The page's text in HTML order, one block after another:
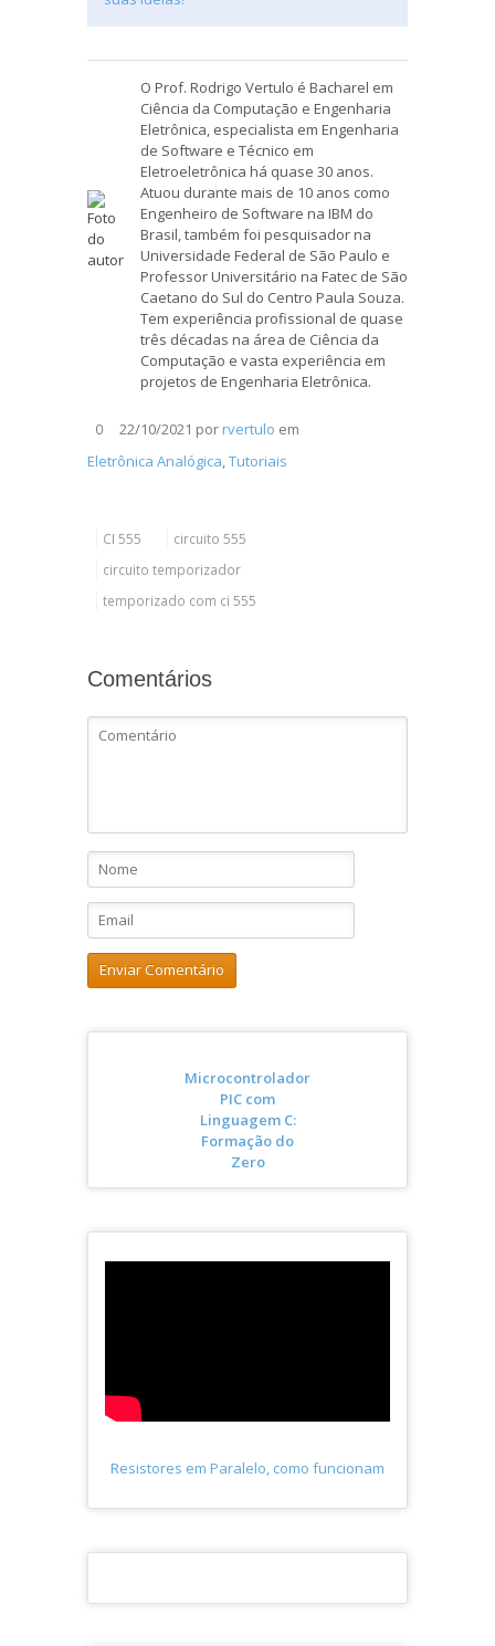
O Prof. Rodrigo Vertulo é Bacharel em
Ciência da Computação e Engenharia
Eletrônica, especialista em Engenharia
de Software e Técnico em
Eletroeletrônica há quase 30 anos.
Atuou durante mais de 10 anos como
Engenheiro de Software na IBM do
Brasil, também foi pesquisador na
Universidade Federal de São Paulo e
Professor Universitário na Fatec de São
Caetano do Sul do Centro Paula Souza.
Tem experiência profissional de quase
três décadas na área de Ciência da
Computação e vasta experiência em
projetos de Engenharia Eletrônica.
0 22/10/2021 por rvertulo em
Eletrônica Analógica,Tutoriais
CI 555
circuito 555
circuito temporizador
temporizado com ci 555
Comentários
Microcontrolador
PIC com
Linguagem C:
Formação do
Zero
Resistores em Paralelo, como funcionam